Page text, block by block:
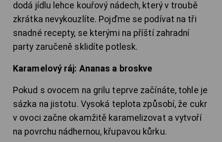
dodá jídlu lehce kouřový nádech, který v troubě
zkrátka nevykouzlíte. Pojďme se podívat na tři
snadné recepty, se kterými na příští zahradní
party zaručeně sklidíte potlesk.
Karamelový ráj: Ananas a broskve
Pokud s ovocem na grilu teprve začínáte, tohle je
sázka na jistotu. Vysoká teplota způsobí, že cukr
v ovoci začne okamžitě karamelizovat a vytvoří
na povrchu nádhernou, křupavou kůrku.